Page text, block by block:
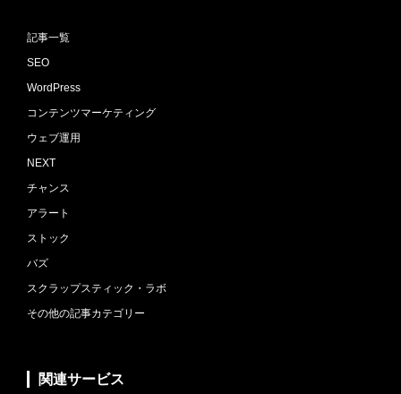
記事一覧
SEO
WordPress
コンテンツマーケティング
ウェブ運用
NEXT
チャンス
アラート
ストック
バズ
スクラップスティック・ラボ
その他の記事カテゴリー
関連サービス